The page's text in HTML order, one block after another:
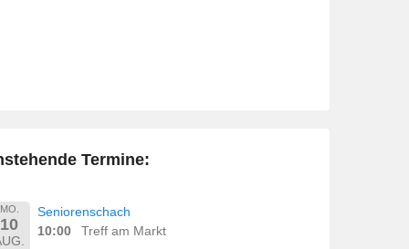
Termine:
MO.
10
Seniorenschach
10:00
Treff am Markt